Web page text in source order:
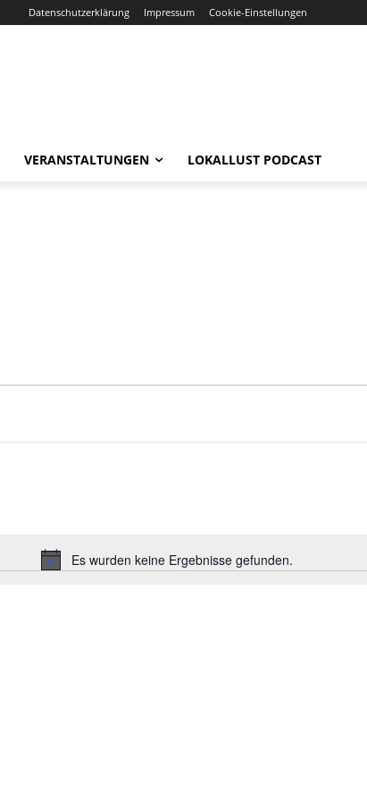
Datenschutzerklärung Impressum Cookie-Einstellungen
VERANSTALTUNGEN LOKALLUST PODCAST
Hinweis
Es wurden keine Ergebnisse gefunden.